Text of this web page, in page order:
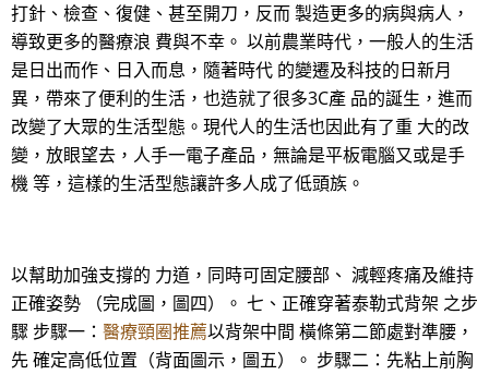
打針、檢查、復健、甚至開刀，反而 製造更多的病與病人，
導致更多的醫療浪 費與不幸。 以前農業時代，一般人的生活
是日出而作、日入而息，隨著時代 的變遷及科技的日新月
異，帶來了便利的生活，也造就了很多3C產 品的誕生，進而
改變了大眾的生活型態。現代人的生活也因此有了重 大的改
變，放眼望去，人手一電子產品，無論是平板電腦又或是手
機 等，這樣的生活型態讓許多人成了低頭族。
以幫助加強支撐的 力道，同時可固定腰部、 減輕疼痛及維持
正確姿勢 （完成圖，圖四）。 七、正確穿著泰勒式背架 之步
驟 步驟一： 醫療頸圈推薦以背架中間 橫條第二節處對準腰，
先 確定高低位置（背面圖示，圖五）。 步驟二：先粘上前胸